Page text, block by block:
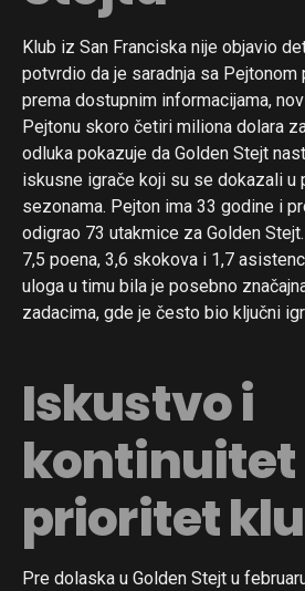
Klub iz San Franciska nije objavio
potvrdio da je saradnja sa Pejtonom
prema dostupnim informacijama,
Pejtonu skoro četiri miliona dolara
odluka pokazuje da Golden Stejt
iskusne igrače koji su se dokazali u
sezonama. Pejton ima 33 godine i
odigrao 73 utakmice za Golden
7,5 poena, 3,6 skokova i 1,7
uloga u timu bila je posebno
zadacima, gde je često bio ključni
Iskustvo i
kontinuitet
prioritet
Pre dolaska u Golden Stejt u